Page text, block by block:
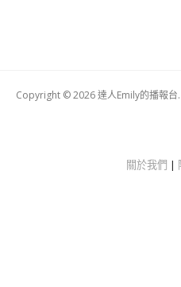
Copyright © 2026 達人Emily的播報台
關於我們 |